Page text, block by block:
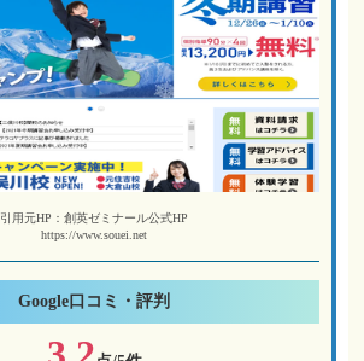
引用元HP：創英ゼミナール公式HP
https://www.souei.net
Google 口コミ・評判